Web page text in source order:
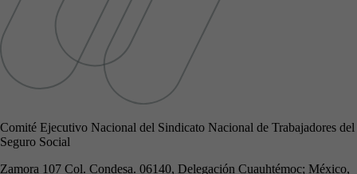
Comité Ejecutivo Nacional del Sindicato Nacional de Trabajadores del
Seguro Social
Zamora 107 Col. Condesa. 06140, Delegación Cuauhtémoc; México,